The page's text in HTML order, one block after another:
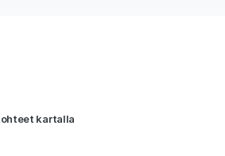
kartalla